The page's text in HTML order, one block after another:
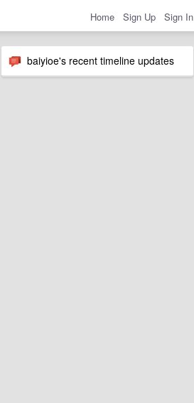
Home Sign Up Sign In
baiyioe's recent timeline updates